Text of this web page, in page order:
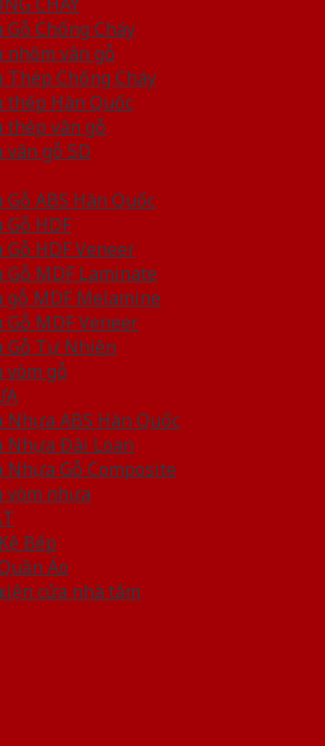
Gỗ Chống Cháy
nhôm vân gỗ
Thép Chống Cháy
thép Hàn Quốc
thép vân gỗ
vân gỗ 5D
Gỗ ABS Hàn Quốc
Gỗ HDF
Gỗ HDF Veneer
Gỗ MDF Laminate
gỗ MDF Melamine
Gỗ MDF Veneer
Gỗ Tự Nhiên
vòm gỗ
Nhựa ABS Hàn Quốc
Nhựa Đài Loan
Nhựa Gỗ Composite
vòm nhựa
Bếp
Áo
kiện cửa nhà tắm